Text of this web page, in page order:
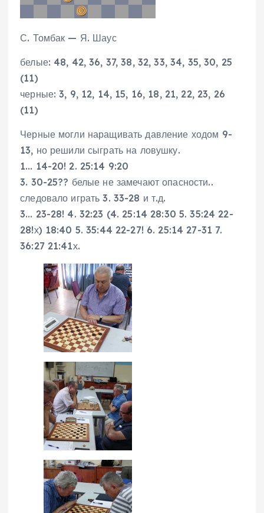
С. Томбак — Я. Шаус
белые: 48, 42, 36, 37, 38, 32, 33, 34, 35, 30, 25
(11)
черные: 3, 9, 12, 14, 15, 16, 18, 21, 22, 23, 26
(11)
Черные могли наращивать давление ходом 9-
13, но решили сыграть на ловушку.
1… 14-20! 2. 25:14 9:20
3. 30-25?? белые не замечают опасности..
следовало играть 3. 33-28 и т.д.
3… 23-28! 4. 32:23 (4. 25:14 28:30 5. 35:24 22-
28!х) 18:40 5. 35:44 22-27! 6. 25:14 27-31 7.
36:27 21:41х.